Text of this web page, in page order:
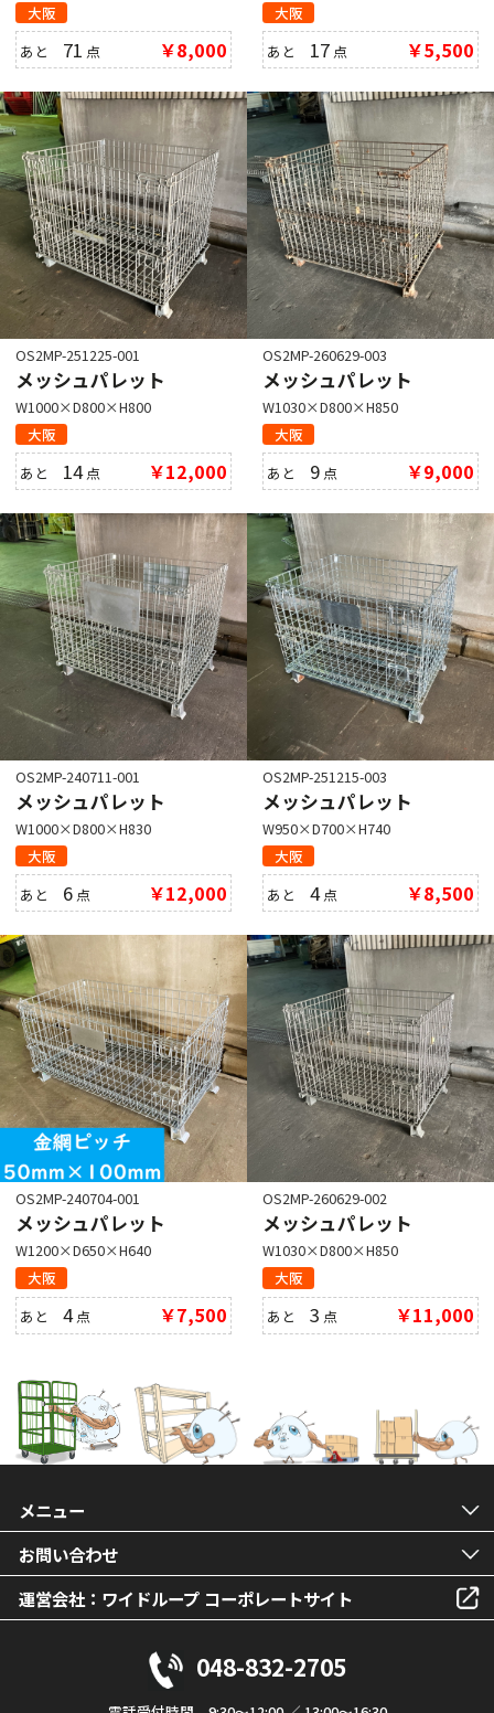
大阪
あと 71 点 ￥8,000
大阪
あと 17 点 ￥5,500
OS2MP-251225-001
メッシュパレット
W1000×D800×H800
大阪
あと 14点 ￥12,000
OS2MP-260629-003
メッシュパレット
W1030×D800×H850
大阪
あと 9 点 ￥9,000
OS2MP-240711-001
メッシュパレット
W1000×D800×H830
大阪
あと 6 点 ￥12,000
OS2MP-251215-003
メッシュパレット
W950×D700×H740
大阪
あと4点 ￥8,500
OS2MP-240704-001
メッシュパレット
W1200×D650×H640
大阪
あと4点 ￥7,500
OS2MP-260629-002
メッシュパレット
W1030×D800×H850
大阪
あと3 点 ￥11,000
メニュー
お問い合わせ
運営会社：ワイドループ コーポレートサイト
048-832-2705